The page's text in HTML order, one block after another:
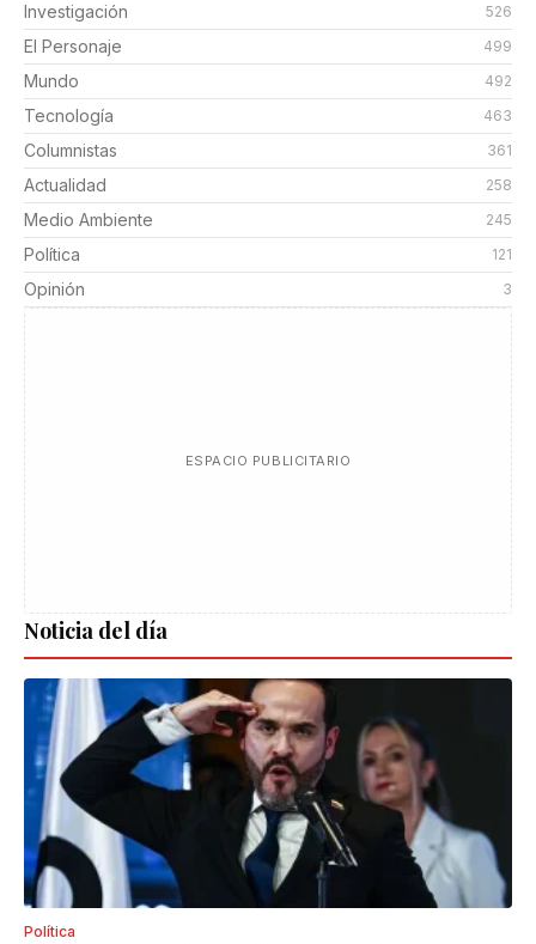
Investigación 526
El Personaje 499
Mundo 492
Tecnología 463
Columnistas 361
Actualidad 258
Medio Ambiente 245
Política 121
Opinión 3
ESPACIO PUBLICITARIO
Noticia del día
Política